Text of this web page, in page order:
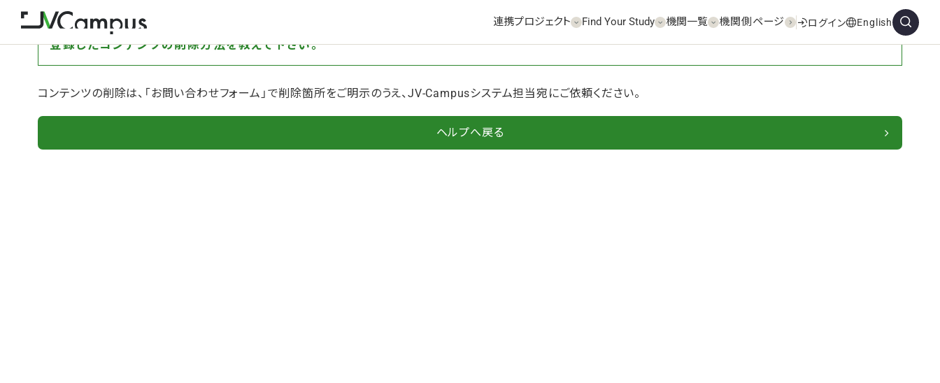
連携プロジェクト Find Your Study 機関一覧 機関側ページ ログイン English
登録したコンテンツの削除方法を教えて下さい。
コンテンツの削除は、「お問い合わせフォーム」で削除箇所をご明示のうえ、JV-Campusシステム担当宛にご依頼ください。
ヘルプへ戻る